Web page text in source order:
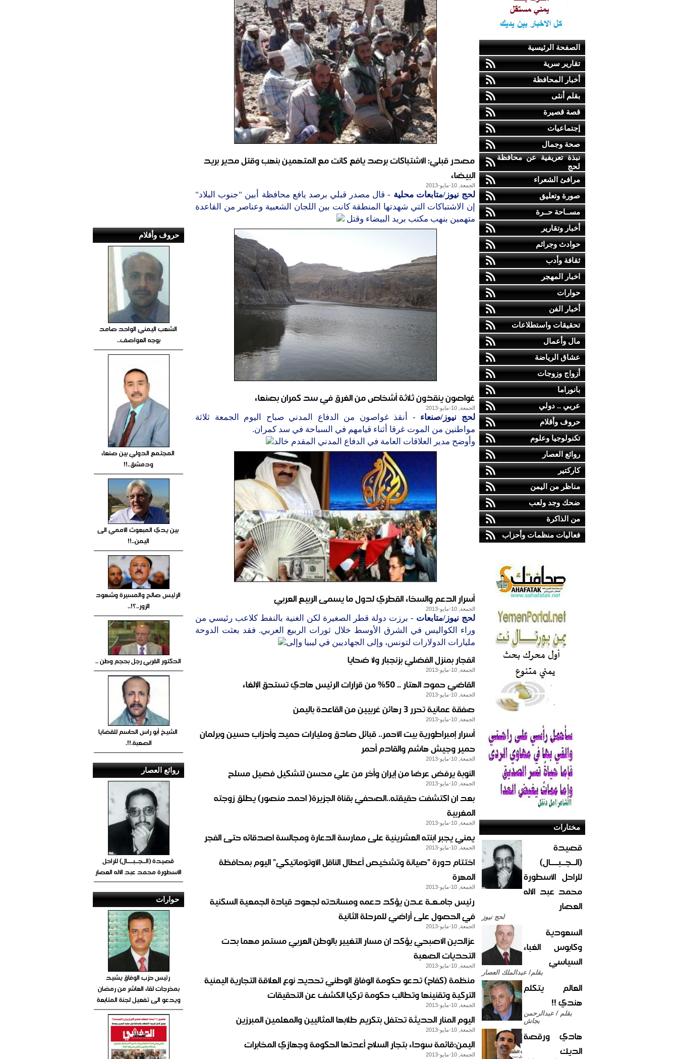
الصفحة الرئيسية
تقارير سرية
أخبار المحافظة
بقلم أنثى
قصة قصيرة
إجتماعيات
صحة وجمال
نبذة تعريفية عن محافظة
لحج
مرافئ الشعراء
صورة وتعليق
مســاحة حــرة
أخبار وتقارير
حوادث وجرائم
ثقافة وأدب
اخبار المهجر
حوارات
أخبار الفن
تحقيقات واستطلاعات
مال وأعمال
عشاق الرياضة
أزواج وزوجات
بانوراما
عربي .. دولي
حروف وأقلام
تكنولوجيا وعلوم
روائع العصار
كاركتير
مناظر من اليمن
ضحك وجد ولعب
من الذاكرة
فعاليات منظمات وأحزاب
مختارات
قصيدة
(الــجــبــــال)
للراحل الأسطورة
محمد عبد الاله
العصار
لحج نيوز
السعودية
وكابوس الغباء
السياسي
بقلم/ عبدالملك العصار
العالم يتكلم
هندي !!
بقلم / عبدالرحمن
بجاش
هادي ورقصة
الديك
مصدر قبلي: الاشتباكات برصد يافع كانت مع المتهمين بنهب وقتل مدير بريد
البيضاء
الجمعة, 10-مايو-2013
لحج نيوز/متابعات محلية - قال مصدر قبلي برصد يافع محافظة أبين "جنوب البلاد"
إن الاشتباكات التي شهدتها المنطقة كانت بين اللجان الشعبية وعناصر من القاعدة
متهمين بنهب مكتب بريد البيضاء وقتل
غواصون ينقذون ثلاثة أشخاص من الغرق في سد كمران بصنعاء
الجمعة, 10-مايو-2013
لحج نيوز/صنعاء - أنقذ غواصون من الدفاع المدني صباح اليوم الجمعة ثلاثة
مواطنين من الموت غرقا أثناء قيامهم في السباحة في سد كمران.
وأوضح مدير العلاقات العامة في الدفاع المدني المقدم خالد
أسرار الدعم والسخاء القطري لدول ما يسمى الربيع العربي
الجمعة, 10-مايو-2013
لحج نيوز/متابعات - برزت دولة قطر الصغيرة لكن الغنية بالنفط كلاعب رئيسي من
وراء الكواليس في الشرق الأوسط خلال ثورات الربيع العربي. فقد بعثت الدوحة
مليارات الدولارات لتونس، وإلى الجهاديين في ليبيا وإلى
انفجار بمنزل الفضلي بزنجبار ولا ضحايا
الجمعة, 10-مايو-2013
القاضي حمود الهتار .. 50% من قرارات الرئيس هادي تستحق الإلغاء
الجمعة, 10-مايو-2013
صفقة عمانية تحرر 3 رهائن غربيين من القاعدة باليمن
الجمعة, 10-مايو-2013
أسرار إمبراطورية بيت الأحمر.. قبائل صادق ومليارات حميد وأحزاب حسين وبرلمان
حمير وجيش هاشم والقادم أحمر
الجمعة, 10-مايو-2013
النوبة يرفض عرضا من إيران وأخر من علي محسن لتشكيل فصيل مسلح
الجمعة, 10-مايو-2013
بعد ان اكتشفت حقيقته..الصحفي بقناة الجزيرة( احمد منصور) يطلق زوجته
المغربية
الجمعة, 10-مايو-2013
يمني يجبر ابنته العشرينية على ممارسة الدعارة ومجالسة اصدقائه حتى الفجر
الجمعة, 10-مايو-2013
اختتام دورة "صيانة وتشخيص أعطال الناقل الأوتوماتيكي" اليوم بمحافظة
المهرة
الجمعة, 10-مايو-2013
رئيس جامـعـة عـدن يؤكد دعمه ومساندته لجهود قيادة الجمعية السكنية
في الحصول على أراضي للمرحلة الثانية
الجمعة, 10-مايو-2013
عزالدين الاصبحي يؤكد ان مسار التغيير بالوطن العربي مستمر مهما بدت
التحديات الصعبة
الجمعة, 10-مايو-2013
منظمة (كفاح) تدعو حكومة الوفاق الوطني تحديد نوع العلاقة التجارية اليمنية
التركية وتقنينها وتطالب حكومة تركيا الكشف عن التحقيقات
الجمعة, 10-مايو-2013
اليوم المنار الحديثة تحتفل بتكريم طلابها المثاليين والمعلمين المبرزين
الجمعة, 10-مايو-2013
اليمن:قائمة سوداء بتجار السلاح أعدتها الحكومة وجهازي المخابرات
الجمعة, 10-مايو-2013
حروف وأقلام
الشعب اليمني الواحد صامد
بوجه العواصف..
المجتمع الدولي بين صنعاء
ودمشق..!!
بين يدي المبعوث الأممي الى
اليمن..!!
الرئيس صالح والمسيرة وشهود
الزور..؟!..
الدكتور القربي رجل بحجم وطن ..
الشيخ أبو راس الحاسم للقضايا
الصعبة.!!.
روائع العصار
قصيدة (الــجــبــــال) للراحل
الأسطورة محمد عبد الاله العصار
حوارات
رئيس حزب الوفاق يشيد
بمخرجات لقاء العاشر من رمضان
ويدعو الى تفعيل لجنة المتابعة